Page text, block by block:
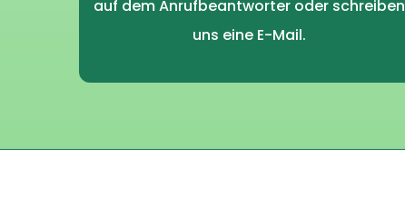
auf dem Anrufbeantworter oder schreiben
uns eine E-Mail.